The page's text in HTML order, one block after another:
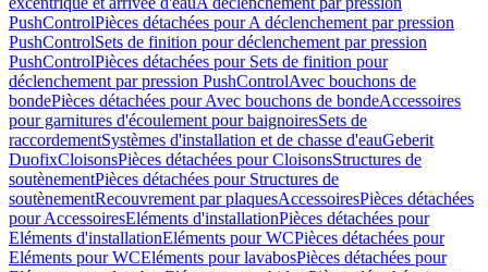
PushControlPièces détachées pour A déclenchement par pression
PushControlSets de finition pour déclenchement par pression
PushControlPièces détachées pour Sets de finition pour
déclenchement par pression PushControlAvec bouchons de
bondePièces détachées pour Avec bouchons de bondeAccessoires
pour garnitures d'écoulement pour baignoiresSets de
raccordementSystèmes d'installation et de chasse d'eauGeberit
DuofixCloisonsPièces détachées pour CloisonsStructures de
soutènementPièces détachées pour Structures de
soutènementRecouvrement par plaquesAccessoiresPièces détachées
pour AccessoiresEléments d'installationPièces détachées pour
Eléments d'installationEléments pour WCPièces détachées pour
Eléments pour WCEléments pour lavabosPièces détachées pour